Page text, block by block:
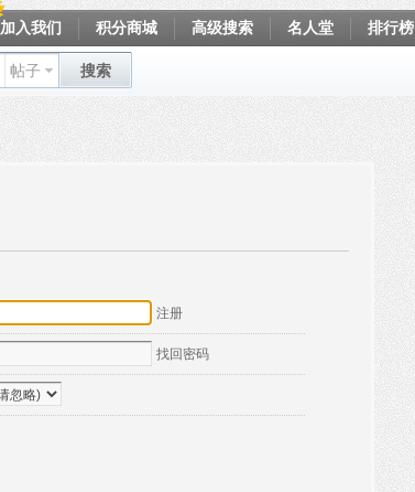
加入我们 积分商城 高级搜索 名人堂
排行榜
帖子 搜索
注册
找回密码